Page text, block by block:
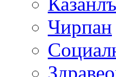
Чирпан